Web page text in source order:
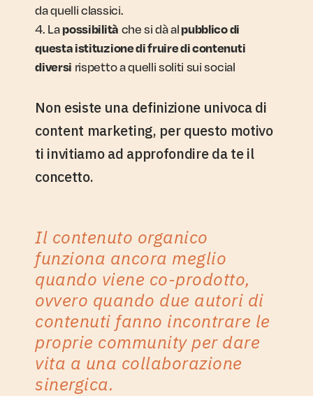
da quelli classici.
Lapossibilità che si dà alpubblico di
questa istituzione di fruire di contenuti
diversi rispetto a quelli soliti sui social
Non esiste una definizione univoca di
content marketing, per questo motivo
ti invitiamo ad approfondire da te il
concetto.
Il contenuto organico
funziona ancora meglio
quando viene co-prodotto,
ovvero quando due autori di
contenuti fanno incontrare le
proprie community per dare
vita a una collaborazione
sinergica.